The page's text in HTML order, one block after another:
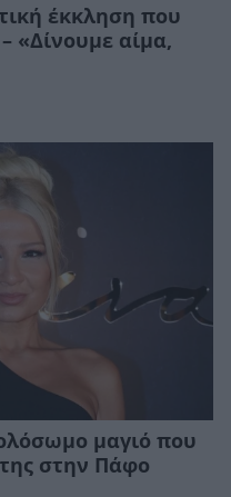
έκκληση που
«Δίνουμε αίμα,
μαγιό που
στην Πάφο